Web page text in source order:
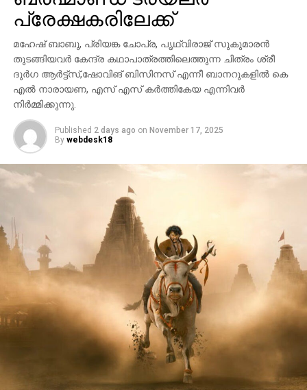
പ്രേക്ഷകരിലേക്ക്
മഹേഷ് ബാബു, പ്രിയങ്ക ചോപ്ര, പൃഥ്വിരാജ് സുകുമാരൻ
തുടങ്ങിയവർ കേന്ദ്ര കഥാപാത്രത്തിലെത്തുന്ന ചിത്രം ശ്രീ
ദുർഗ ആർട്ട്സ്,ഷോവിങ് ബിസിനസ് എന്നീ ബാനറുകളിൽ കെ
എൽ നാരായണ, എസ് എസ് കർത്തികേയ എന്നിവർ
നിർമ്മിക്കുന്നു.
Published 2 days ago on November 17, 2025
By webdesk18